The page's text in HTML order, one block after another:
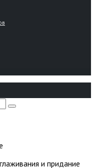
и придание